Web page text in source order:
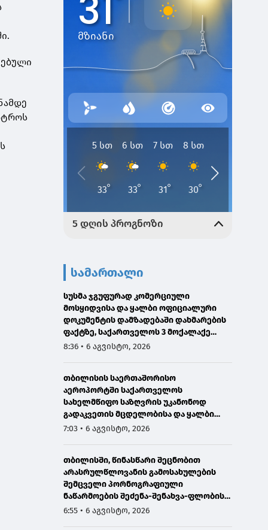
სამართალი
სუსმა ჯგუფურად კომერციული
მოსყიდვისა და ყალბი ოფიციალური
დოკუმენტის დამზადებაში დახმარების
ფაქტზე, საქართველოს 3 მოქალაქე
დააკავა
8:36 • 6 აგვისტო, 2026
თბილისის საერთაშორისო
აეროპორტში საქართველოს
სახელმწიფო საზღვრის უკანონოდ
გადაკვეთის მცდელობისა და ყალბი
დოკუმენტების გამოყენების
7:03 • 6 აგვისტო, 2026
თბილისში, წინასწარი შეცნობით
არასრულწლოვანის გამოსახულების
შემცველი პორნოგრაფიული
ნაწარმოების შეძენა-შენახვა-ფლობისა
და გავრცელებისთვის
6:55 • 6 აგვისტო, 2026